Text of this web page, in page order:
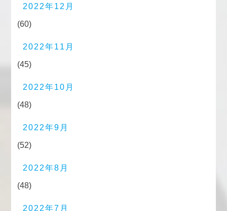
2022年12月
(60)
2022年11月
(45)
2022年10月
(48)
2022年9月
(52)
2022年8月
(48)
2022年7月